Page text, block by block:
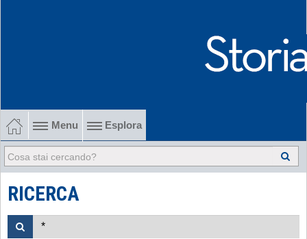
Menu Esplora
1902-1915 Gli esordi
1915-1945 Tra le due guerre
1945-1968 Dalla liberazione al '68
RICERCA